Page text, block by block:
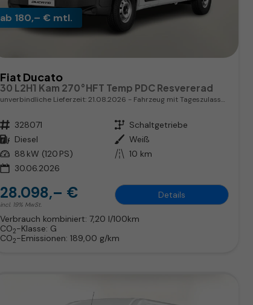
ab 180,– € mtl.
Fiat Ducato
30 L2H1 Kam 270°HFT Temp PDC Resvererad
unverbindliche Lieferzeit:21.08.2026 Fahrzeug mit Tageszulassung
Fahrzeugnr. 328071 Getriebe Schaltgetriebe
Kraftstoff Diesel Außenfarbe Weiß
Leistung 88 kW (120 PS) Kilometerstand 10 km
30.06.2026
28.098,– €
incl. 19% MwSt.
Details
Verbrauch kombiniert:7,20 l/100km
CO2-Klasse: G
CO2-Emissionen:189,00 g/km